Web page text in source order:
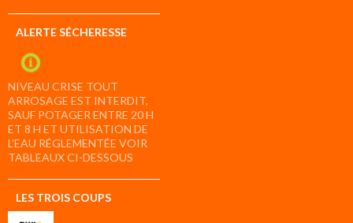
ALERTE SÉCHERESSE
NIVEAU CRISE TOUT
ARROSAGE EST INTERDIT,
SAUF POTAGER ENTRE 20 H
ET 8 H ET UTILISATION DE
L’EAU RÉGLEMENTÉE VOIR
TABLEAUX CI-DESSOUS
LES TROIS COUPS